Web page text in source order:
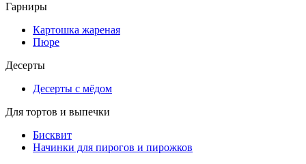
Гарниры
Картошка жареная
Пюре
Десерты
Десерты с мёдом
Для тортов и выпечки
Бисквит
Начинки для пирогов и пирожков